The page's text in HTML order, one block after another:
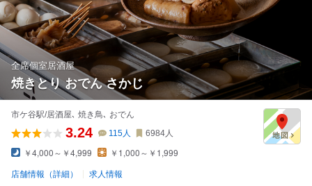
全席個室居酒屋
焼きとり おでん さかじ
市ケ谷駅/居酒屋､ 焼き鳥､ おでん
3.24 115人 6984人
￥4,000～￥4,999 ￥1,000～￥1,999
店舗情報（詳細） 求人情報